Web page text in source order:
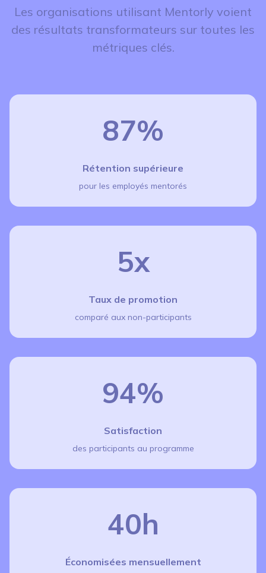
Les organisations utilisant Mentorly voient
des résultats transformateurs sur toutes les
métriques clés.
87%
Rétention supérieure
pour les employés mentorés
5x
Taux de promotion
comparé aux non-participants
94%
Satisfaction
des participants au programme
40h
Économisées mensuellement